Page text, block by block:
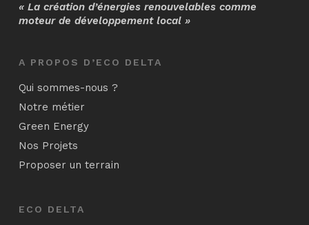
« La création d’énergies renouvelables comme
moteur de développement local »
A PROPOS D’ECO DELTA
Qui sommes-nous ?
Notre métier
Green Energy
Nos Projets
Proposer un terrain
ECO DELTA